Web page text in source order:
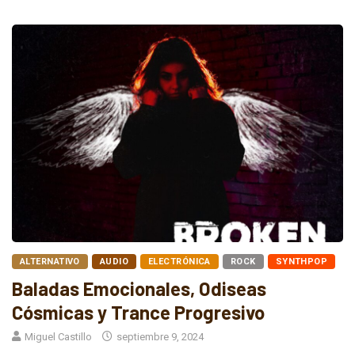
ALTERNATIVO AUDIO ELECTRÓNICA ROCK SYNTHPOP
Baladas Emocionales, Odiseas
Cósmicas y Trance Progresivo
Miguel Castillo septiembre 9, 2024